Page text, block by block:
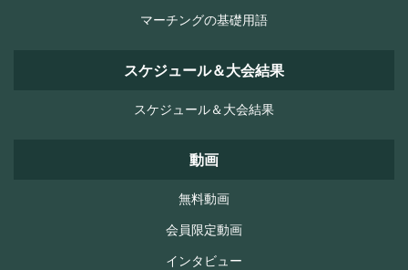
マーチングの基礎用語
スケジュール＆大会結果
スケジュール＆大会結果
動画
無料動画
会員限定動画
インタビュー